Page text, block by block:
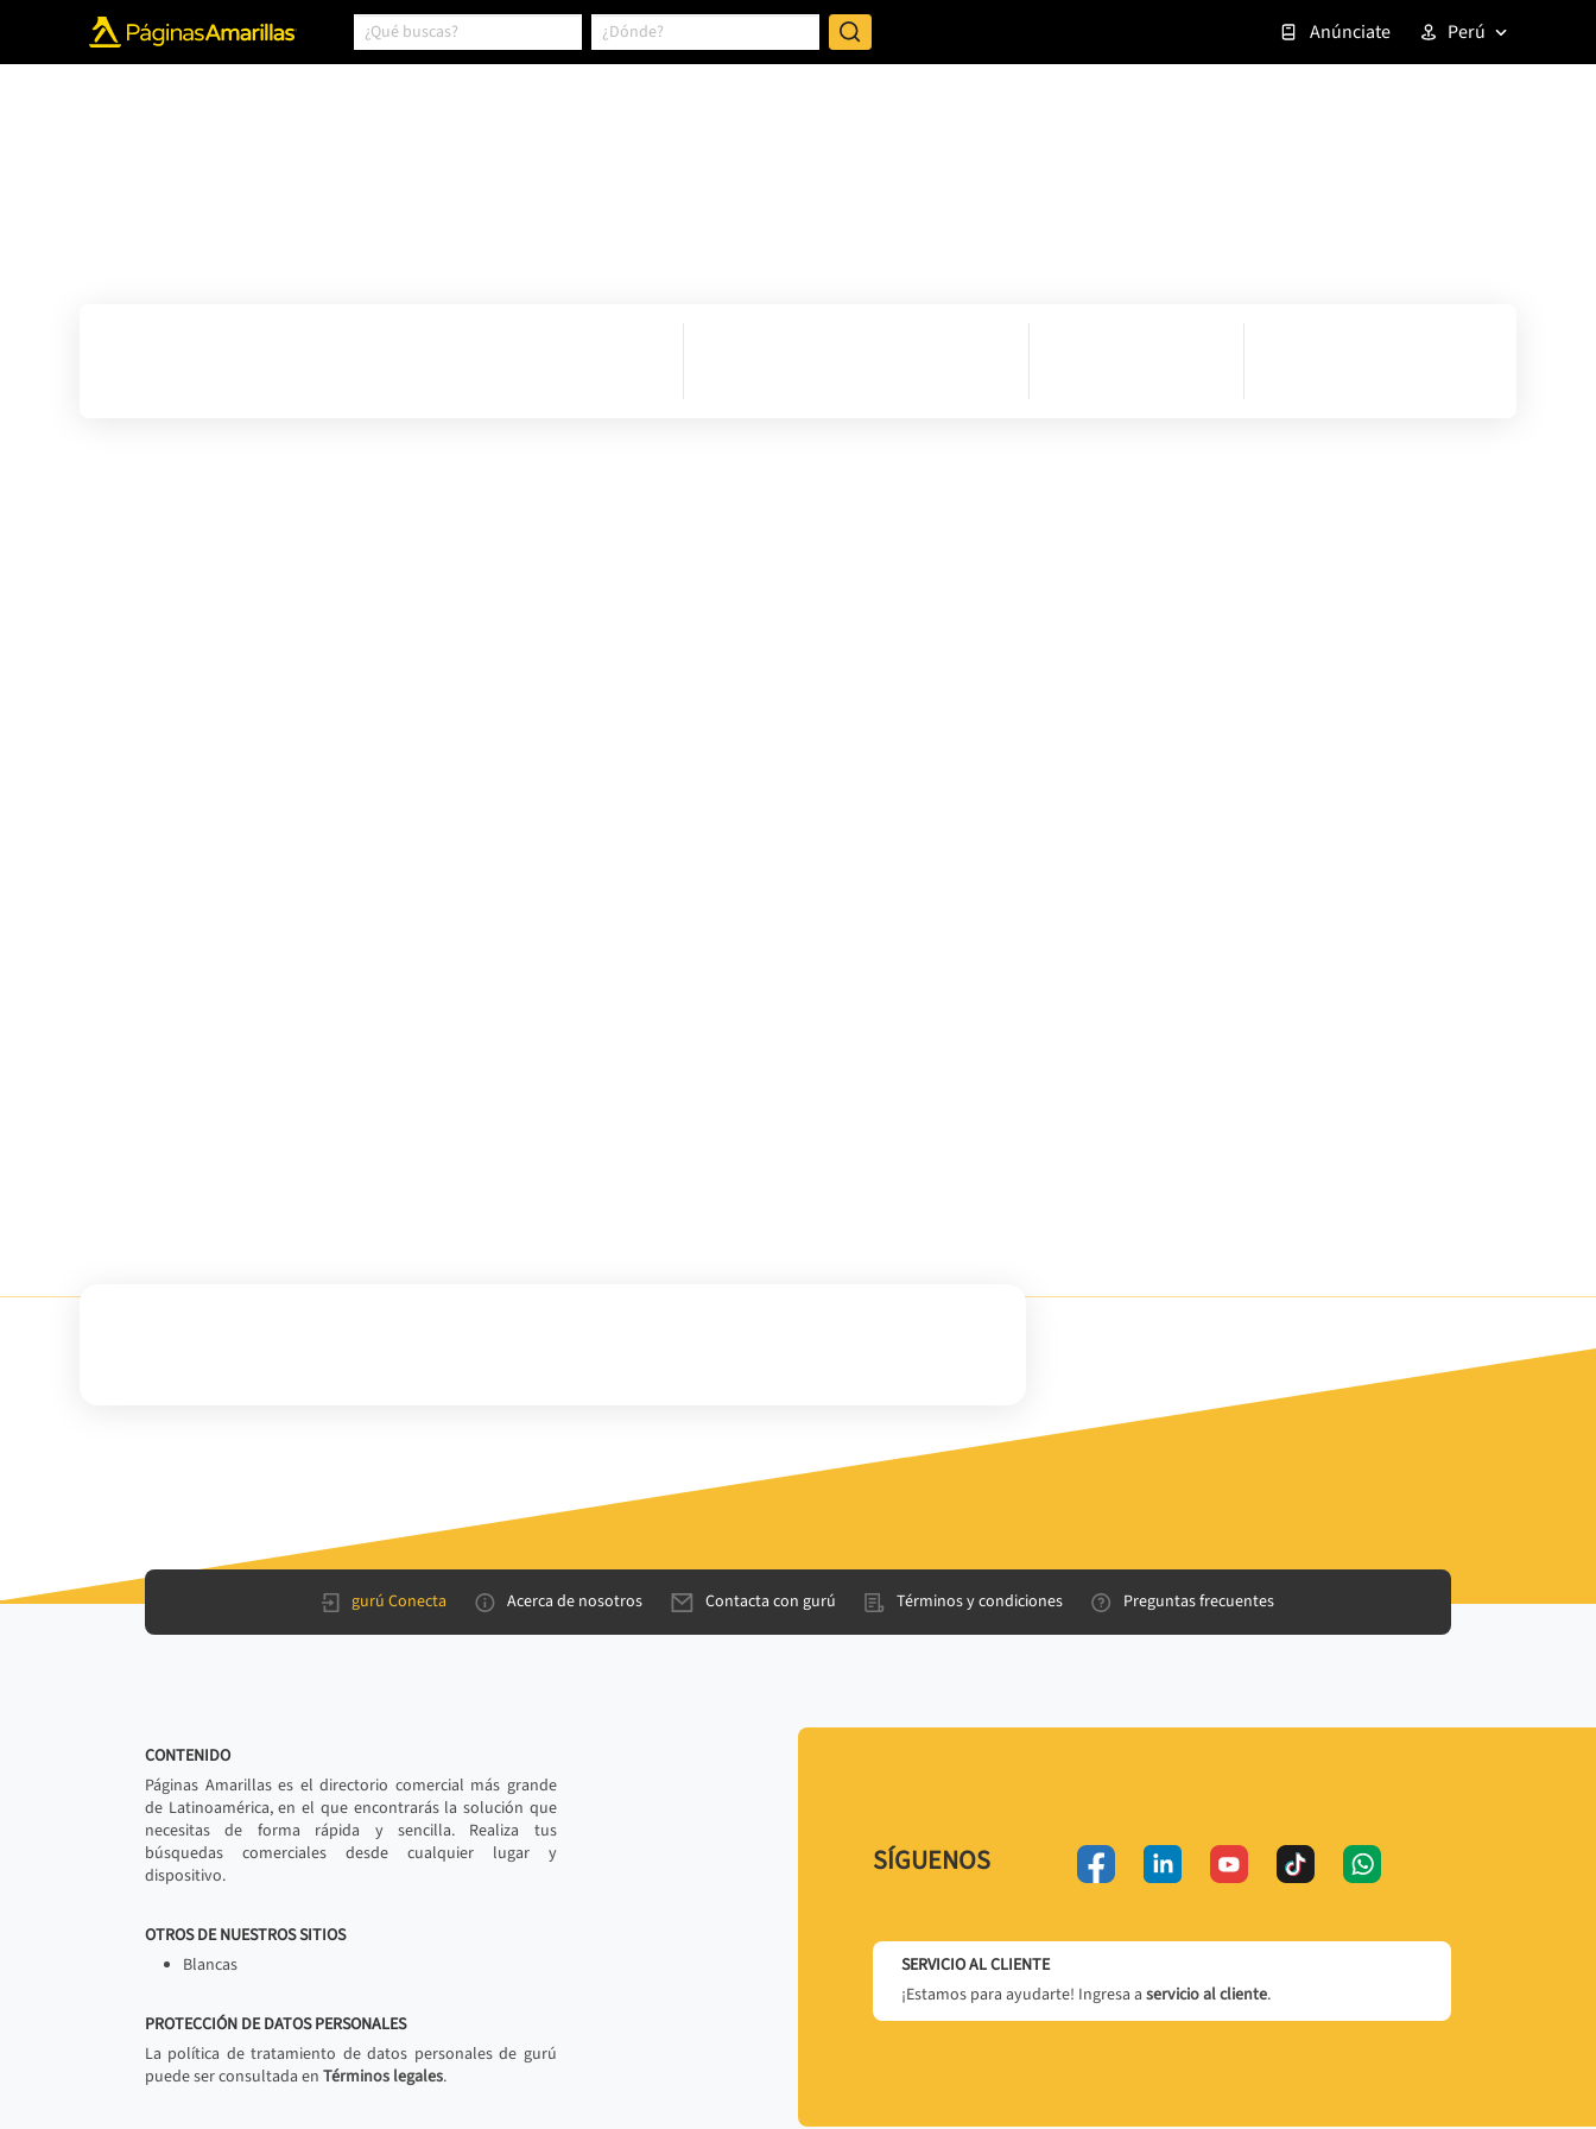
Anúnciate Perú
gurú Conecta Acerca de nosotros Contacta con gurú Términos y condiciones Preguntas frecuentes
CONTENIDO
Páginas Amarillas es el directorio comercial más grande
de Latinoamérica, en el que encontrarás la solución que
necesitas de forma rápida y sencilla. Realiza tus
búsquedas comerciales desde cualquier lugar y
dispositivo.
OTROS DE NUESTROS SITIOS
Blancas
PROTECCIÓN DE DATOS PERSONALES
La política de tratamiento de datos personales de gurú
puede ser consultada en Términos legales.
SÍGUENOS
SERVICIO AL CLIENTE
¡Estamos para ayudarte! Ingresa a servicio al cliente.